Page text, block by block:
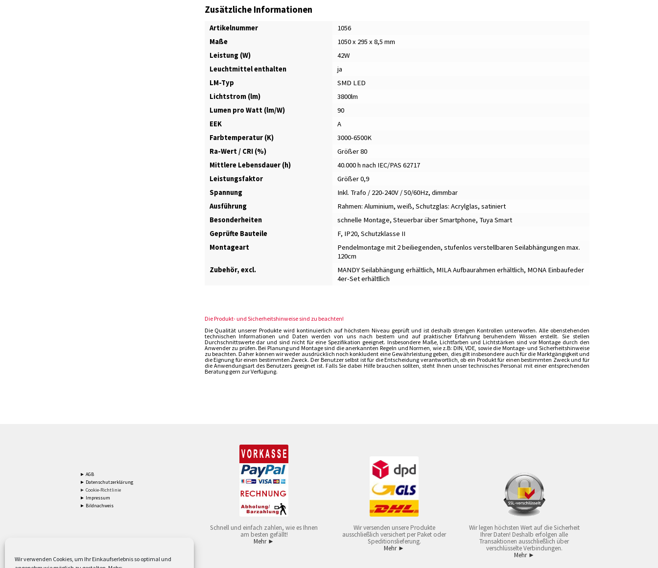
Wir verwenden Cookies, um Ihr Einkaufserlebnis so optimal und
Zusätzliche Informationen
Artikelnummer
1056
Maße
1050 x 295 x 8,5 mm
Leistung (W)
42W
Leuchtmittel enthalten
ja
LM-Typ
SMD LED
Lichtstrom (lm)
3800lm
Lumen pro Watt (lm/W)
90
EEK
A
Farbtemperatur (K)
3000-6500K
Ra-Wert / CRI (%)
Größer 80
Mittlere Lebensdauer (h)
40.000 h nach IEC/PAS 62717
Leistungsfaktor
Größer 0,9
Spannung
Inkl. Trafo / 220-240V / 50/60Hz, dimmbar
Ausführung
Rahmen: Aluminium, weiß, Schutzglas: Acrylglas, satiniert
Besonderheiten
schnelle Montage, Steuerbar über Smartphone, Tuya Smart
Geprüfte Bauteile
F, IP20, Schutzklasse II
Montageart
Pendelmontage mit 2 beiliegenden, stufenlos verstellbaren Seilabhängungen max.
120cm
Zubehör, excl.
MANDY Seilabhängung erhältlich, MILA Aufbaurahmen erhältlich, MONA Einbaufeder
4er-Set erhältllich
Die Produkt- und Sicherheitshinweise sind zu beachten!
Die Qualität unserer Produkte wird kontinuierlich auf höchstem Niveau geprüft und ist deshalb strengen Kontrollen unterworfen. Alle obenstehenden
technischen Informationen und Daten werden von uns nach bestem und auf praktischer Erfahrung beruhendem Wissen erstellt. Sie stellen
Durchschnittswerte dar und sind nicht für eine Spezifikation geeignet. Insbesondere Maße, Lichtfarben und Lichtstärken sind vor Montage durch den
Anwender zu prüfen. Bei Planung und Montage sind die anerkannten Regeln und Normen, wie z.B: DIN, VDE, sowie die Montage- und Sicherheitshinweise
zu beachten. Daher können wir weder ausdrücklich noch konkludent eine Gewährleistung geben, dies gilt insbesondere auch für die Marktgängigkeit und
die Eignung für einen bestimmten Zweck. Der Benutzer selbst ist für die Entscheidung verantwortlich, ob ein Produkt für einen bestimmten Zweck und für
die Anwendungsart des Benutzers geeignet ist. Falls Sie dabei Hilfe brauchen sollten, steht Ihnen unser technisches Personal mit einer entsprechenden
Beratung gern zur Verfügung.
► AGB
► Datenschutzerklärung
► Cookie-Richtlinie
► Impressum
► Bildnachweis
Schnell und einfach zahlen, wie es Ihnen
am besten gefällt!
Mehr ►
Wir versenden unsere Produkte
ausschließlich versichert per Paket oder
Speditionslieferung.
Mehr ►
Wir legen höchsten Wert auf die Sicherheit
Ihrer Daten! Deshalb erfolgen alle
Transaktionen ausschließlich über
verschlüsselte Verbindungen.
Mehr ►